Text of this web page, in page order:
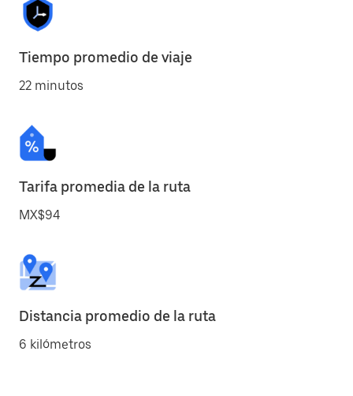
Tiempo promedio de viaje
22 minutos
Tarifa promedia de la ruta
MX$94
Distancia promedio de la ruta
6 kilómetros